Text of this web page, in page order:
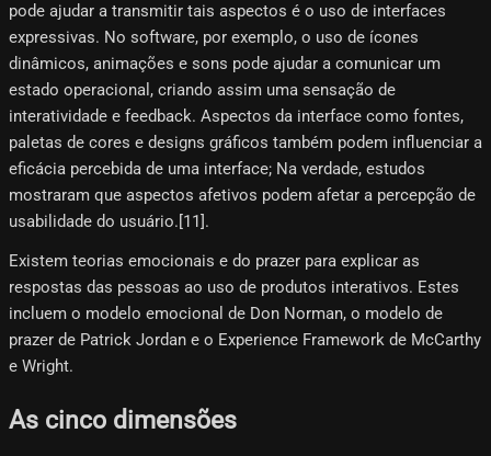
pode ajudar a transmitir tais aspectos é o uso de interfaces
expressivas. No software, por exemplo, o uso de ícones
dinâmicos, animações e sons pode ajudar a comunicar um
estado operacional, criando assim uma sensação de
interatividade e feedback. Aspectos da interface como fontes,
paletas de cores e designs gráficos também podem influenciar a
eficácia percebida de uma interface; Na verdade, estudos
mostraram que aspectos afetivos podem afetar a percepção de
usabilidade do usuário.[11]​.
Existem teorias emocionais e do prazer para explicar as
respostas das pessoas ao uso de produtos interativos. Estes
incluem o modelo emocional de Don Norman, o modelo de
prazer de Patrick Jordan e o Experience Framework de McCarthy
e Wright.
As cinco dimensões